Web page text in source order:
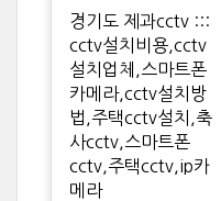
경기도 제과cctv :::
cctv설치비용,cctv
설치업체,스마트폰
카메라,cctv설치방
법,주택cctv설치,축
사cctv,스마트폰
cctv,주택cctv,ip카
메라